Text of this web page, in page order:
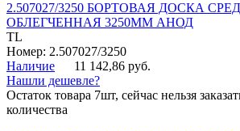
2.507027/3250 БОРТОВАЯ ДОСКА
ОБЛЕГЧЕННАЯ 3250ММ АНОД
TL
Номер: 2.507027/3250
Наличие
11 142,86 руб.
Нашли дешевле?
Остаток товара 7шт, сейчас нельзя
количества